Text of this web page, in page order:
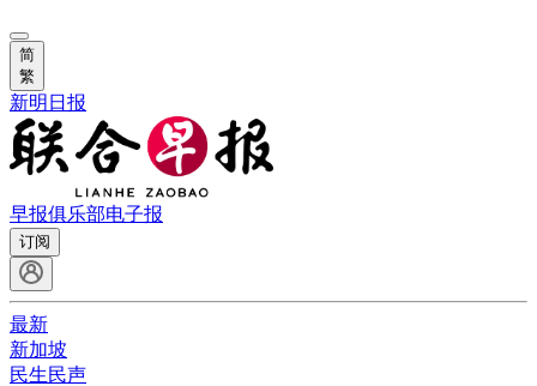
简
繁
新明日报
早报俱乐部电子报
订阅
最新
新加坡
民生民声